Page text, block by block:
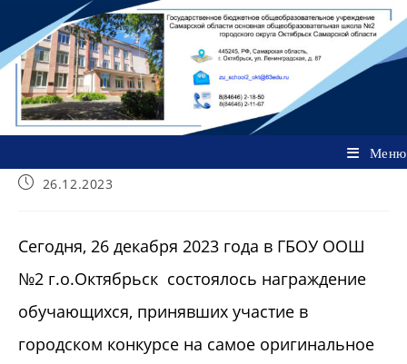
содержимому
Меню
Запись26.12.2023
​Сегодня, 26 декабря 2023 года в ГБОУ ООШ
№2 г.о.Октябрьск состоялось награждение
обучающихся, принявших участие в
городском конкурсе на самое оригинальное